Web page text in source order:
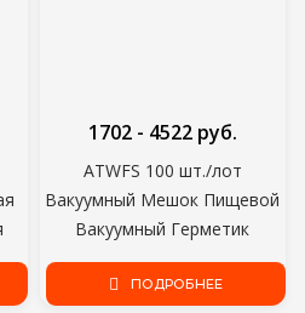
ATWFS 100 шт./лот
Вакуумный Мешок Пищевой
Вакуумный Герметик
Вакуумные Мешки для
пищевых Продуктов Sous
1702 - 4522 руб.
ПОДРОБНЕЕ